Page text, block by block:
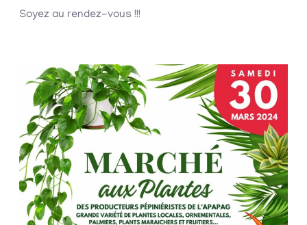
Soyez au rendez-vous !!!